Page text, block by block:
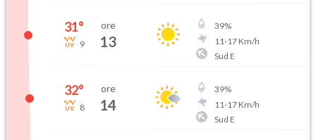
31°
9
ore
13
39%
11-17Km/h
Sud E
32°
8
ore
14
39%
11-17Km/h
Sud E